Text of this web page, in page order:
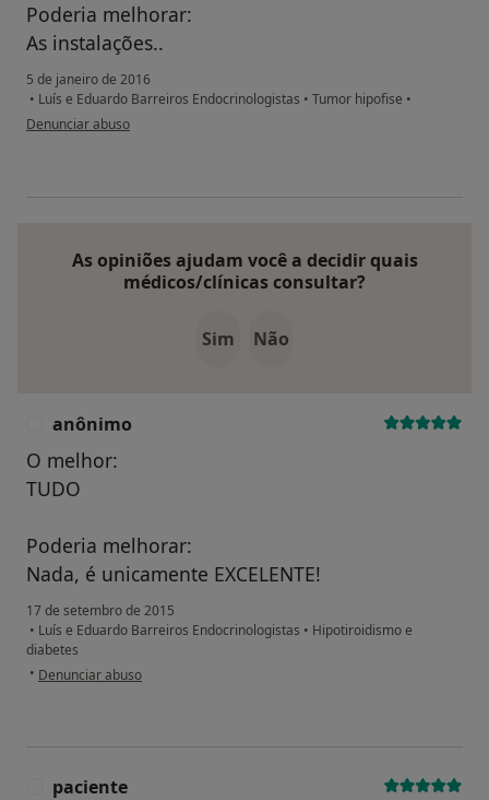
Poderia melhorar:
As instalações..
5 de janeiro de 2016
• Luís e Eduardo Barreiros Endocrinologistas • Tumor hipofise •
na opinião do utilizador Conta eliminada
Denunciar abuso
As opiniões ajudam você a decidir quais
médicos/clínicas consultar?
Sim Não
anônimo
O melhor:
TUDO
Poderia melhorar:
Nada, é unicamente EXCELENTE!
17 de setembro de 2015
• Luís e Eduardo Barreiros Endocrinologistas • Hipotiroidismo e
diabetes
• na opinião do utilizador anônimo
Denunciar abuso
paciente